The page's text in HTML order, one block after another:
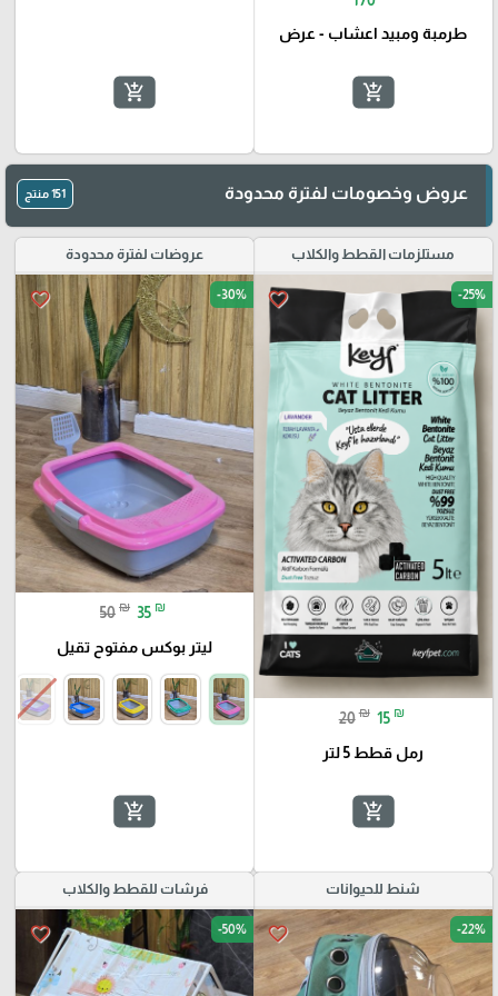
🎓
طرمبة ومبيد اعشاب - عرض
add_shopping_cart
add_shopping_cart
عروض وخصومات لفترة محدودة 151 منتج
مستلزمات القطط والكلاب
favorite_border -25%
20 ₪ 15 ₪
رمل قطط 5 لتر
add_shopping_cart
عروضات لفترة محدودة
favorite_border -30%
50 ₪ 35 ₪
ليتر بوكس مفتوح تقيل
add_shopping_cart
شنط للحيوانات
favorite_border -22%
فرشات للقطط والكلاب
favorite_border -50%